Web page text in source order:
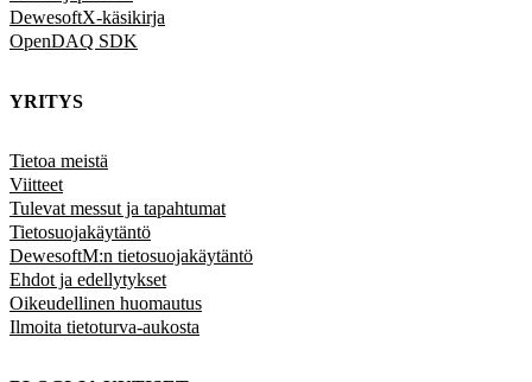
DewesoftX-käsikirja
OpenDAQ SDK
YRITYS
Tietoa meistä
Viitteet
Tulevat messut ja tapahtumat
Tietosuojakäytäntö
DewesoftM:n tietosuojakäytäntö
Ehdot ja edellytykset
Oikeudellinen huomautus
Ilmoita tietoturva-aukosta